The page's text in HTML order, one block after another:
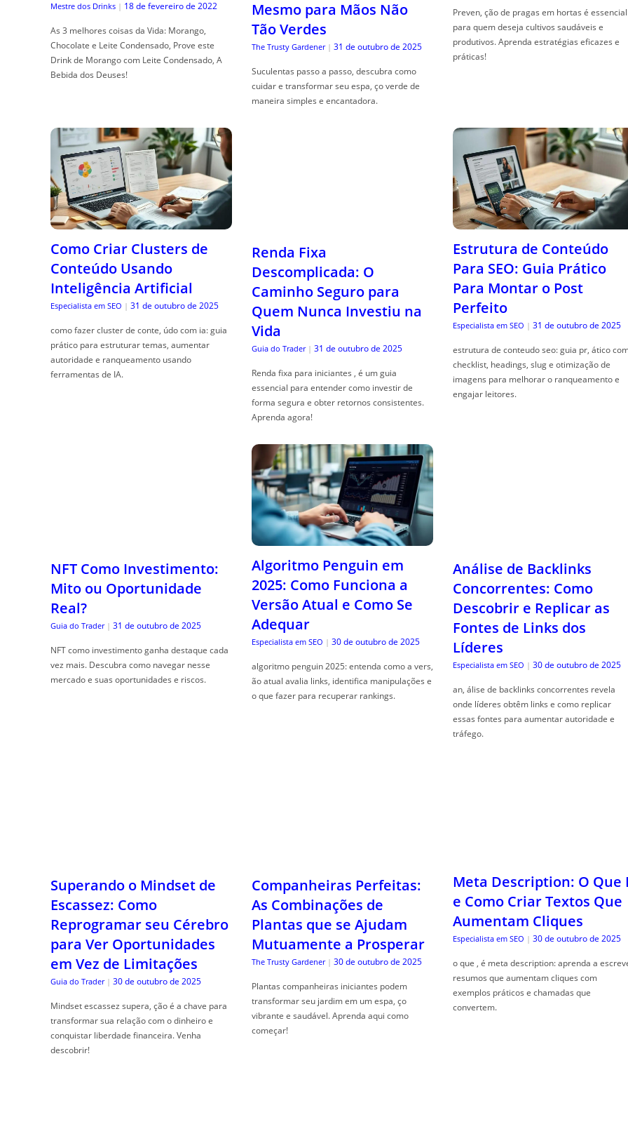
Mestre dos Drinks | 18 de fevereiro de 2022
As 3 melhores coisas da Vida: Morango,
Chocolate e Leite Condensado, Prove este
Drink de Morango com Leite Condensado, A
Bebida dos Deuses!
Mesmo para Mãos Não
Tão Verdes
The Trusty Gardener | 31 de outubro de 2025
Suculentas passo a passo, descubra como
cuidar e transformar seu espa, ço verde de
maneira simples e encantadora.
Preven, ção de pragas em hortas é essencial
para quem deseja cultivos saudáveis e
produtivos. Aprenda estratégias eficazes e
práticas!
Como Criar Clusters de
Conteúdo Usando
Inteligência Artificial
Especialista em SEO | 31 de outubro de 2025
como fazer cluster de conte, údo com ia: guia
prático para estruturar temas, aumentar
autoridade e ranqueamento usando
ferramentas de IA.
Quem Nunca Investiu na
Vida
Guia do Trader | 31 de outubro de 2025
Renda fixa para iniciantes , é um guia
essencial para entender como investir de
forma segura e obter retornos consistentes.
Estrutura de Conteúdo
Para SEO: Guia Prático
Para Montar o Post
Perfeito
Especialista em SEO | 31 de outubro de 2025
estrutura de conteudo seo: guia pr, ático
checklist, headings, slug e otimização de
imagens para melhorar o ranqueamento e
engajar leitores.
Mito ou Oportunidade
Real?
Guia do Trader
NFT como investimento ganha destaque cada
mercado e suas oportunidades e riscos.
Algoritmo Penguin em
2025: Como Funciona a
Versão Atual e Como Se
Adequar
Especialista em SEO
algoritmo penguin 2025: entenda como a vers,
o que fazer para recuperar rankings.
Concorrentes: Como
Descobrir e Replicar as
Fontes de Links dos
Líderes
Especialista em SEO
an, álise de backlinks concorrentes revela
essas fontes para aumentar autoridade e
tráfego.
Escassez: Como
Reprogramar seu Cérebro
para Ver Oportunidades
em Vez de Limitações
Guia do Trader | 30 de outubro de 2025
Mindset escassez supera, ção é a chave para
conquistar liberdade financeira. Venha
descobrir!
As Combinações de
Plantas que se Ajudam
Mutuamente a Prosperar
The Trusty Gardener | 30 de outubro de 2025
Plantas companheiras iniciantes podem
vibrante e saudável. Aprenda aqui como
começar!
e Como Criar Textos Que
Aumentam Cliques
Especialista em SEO | 30 de outubro de 2025
o que , é meta description: aprenda a
exemplos práticos e chamadas que
convertem.